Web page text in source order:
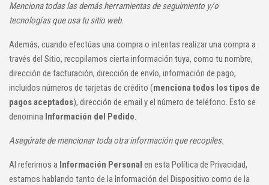
Menciona todas las demás herramientas de seguimiento y/o
tecnologías que usa tu sitio web.
Además, cuando efectúas una compra o intentas realizar una compra a
través del Sitio, recopilamos cierta información tuya, como tu nombre,
dirección de facturación, dirección de envío, información de pago,
incluidos números de tarjetas de crédito (menciona todos los tipos de
pagos aceptados), dirección de email y el número de teléfono. Esto se
denomina Información del Pedido.
Asegúrate de mencionar toda otra información que recopiles.
Al referirnos a Información Personal en esta Política de Privacidad,
estamos hablando tanto de la Información del Dispositivo como de la